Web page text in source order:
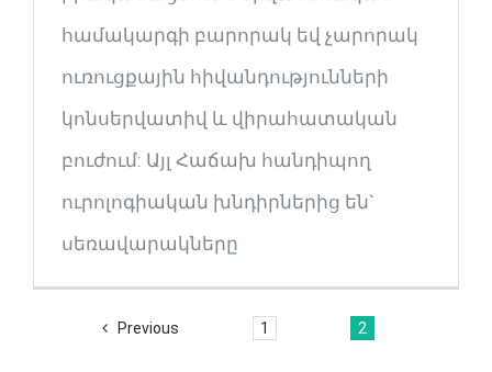
համակարգի բարորակ եվ չարորակ
ուռուցքային հիվանդությունների
կոնսերվատիվ և վիրահատական
բուժում: Այլ Հաճախ հանդիպող
ուրոլոգիական խնդիրներից են`
սեռավարակները
Previous 1 2